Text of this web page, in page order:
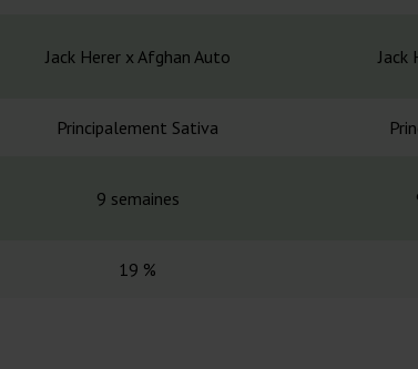
Jack Herer x Afghan Auto Jack
Principalement Sativa
9 semaines
19 %